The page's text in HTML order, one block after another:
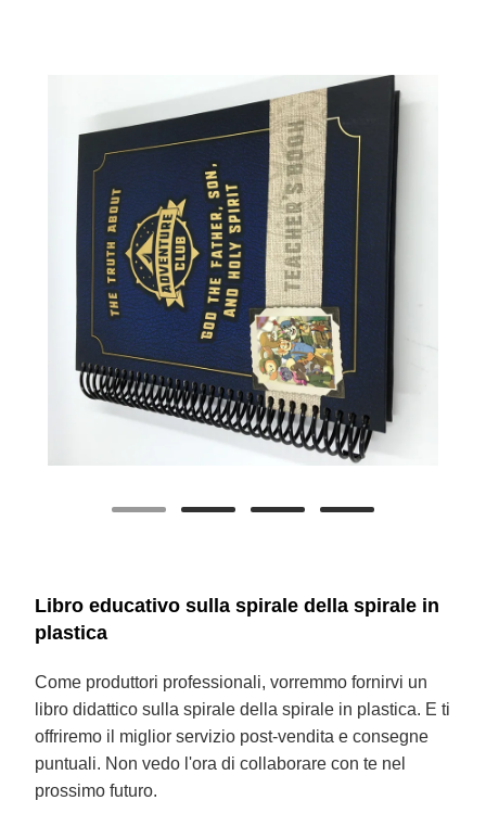
Libro educativo sulla spirale della spirale in
plastica
Come produttori professionali, vorremmo fornirvi un
libro didattico sulla spirale della spirale in plastica. E ti
offriremo il miglior servizio post-vendita e consegne
puntuali. Non vedo l'ora di collaborare con te nel
prossimo futuro.